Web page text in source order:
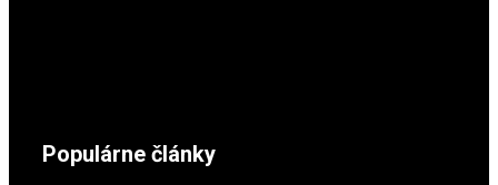
Populárne články